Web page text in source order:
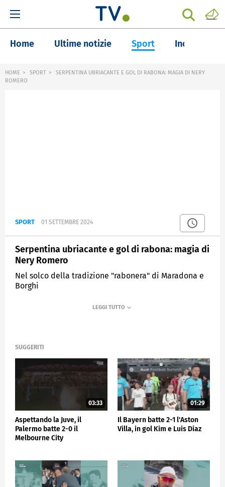
Home Ultime notizie Sport Inchieste
HOME SPORT
SERPENTINA UBRIACANTE E GOL DI RABONA: MAGIA DI NERY
ROMERO
SPORT 01 SETTEMBRE 2024
Serpentina ubriacante e gol di rabona: magia di
Nery Romero
Nel solco della tradizione "rabonera" di Maradona e
Borghi
SPORTMEDIASET
SUGGERITI
03:33
Aspettando la Juve, il
Palermo batte 2-0 il
Melbourne City
01:29
Il Bayern batte 2-1 l'Aston
Villa, in gol Kim e Luis Diaz